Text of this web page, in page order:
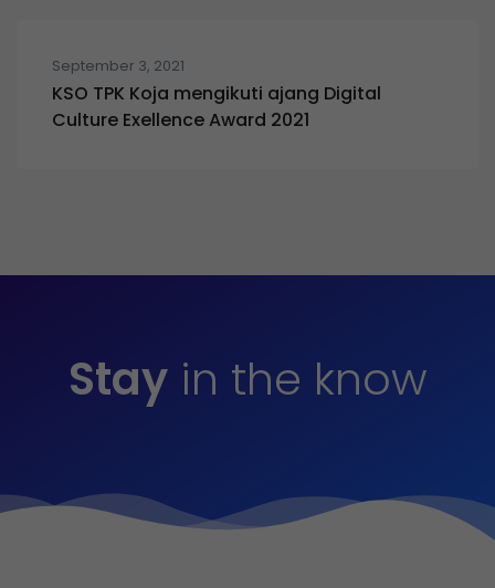
September 3, 2021
KSO TPK Koja mengikuti ajang Digital
Culture Exellence Award 2021
Stayin the know